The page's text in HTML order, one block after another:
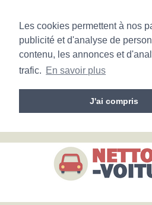
Les cookies permettent à nos
publicité et d'analyse de
contenu, les annonces et
trafic. En savoir plus
J'ai compris